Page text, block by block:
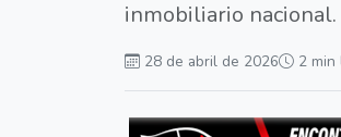
inmobiliario nacional.
28 de abril de 2026 2 min